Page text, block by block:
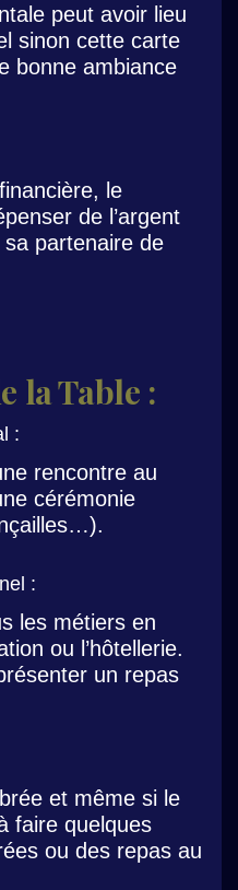
peut avoir lieu
sinon cette carte
bonne ambiance
le
de l’argent
partenaire de
la Table :
:
rencontre au
cérémonie
:
les métiers en
ou l’hôtellerie.
un repas
et même si le
faire quelques
ou des repas au